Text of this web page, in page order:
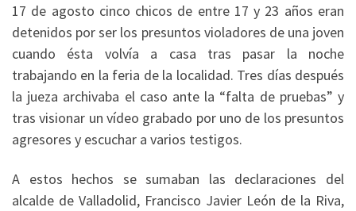
17 de agosto cinco chicos de entre 17 y 23 años eran
detenidos por ser los presuntos violadores de una joven
cuando ésta volvía a casa tras pasar la noche
trabajando en la feria de la localidad. Tres días después
la jueza archivaba el caso ante la “falta de pruebas” y
tras visionar un vídeo grabado por uno de los presuntos
agresores y escuchar a varios testigos.
A estos hechos se sumaban las declaraciones del
alcalde de Valladolid, Francisco Javier León de la Riva,